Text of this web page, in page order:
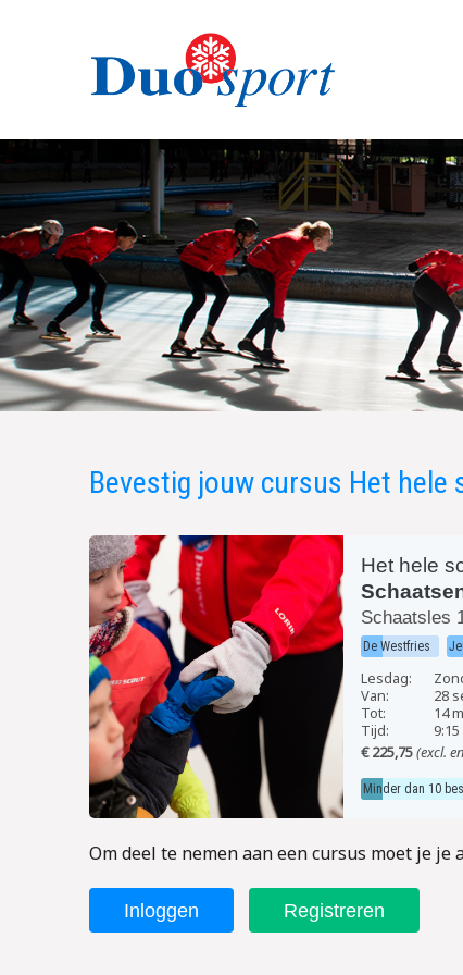
Bevestig jouw cursus Het hele
Het hele
Schaatsles
De Westfries
Lesdag:
Van:
28
Tot:
14
Tijd:
9:15
€ 225,75(excl.
Minder dan 10
Om deel te nemen aan een cursus moet je
Inloggen Registreren